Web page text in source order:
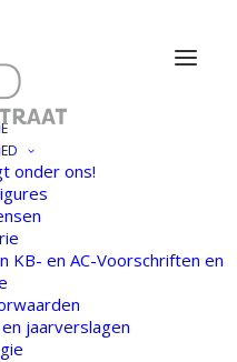
onder ons!
KB- en AC-Voorschriften en
jaarverslagen